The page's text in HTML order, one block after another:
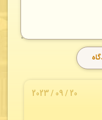
20 / 09 / 2023